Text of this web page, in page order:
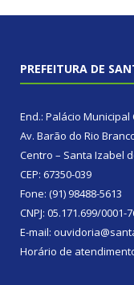
PREFEITURA DE
End.: Palácio
Av. Barão do Rio
Centro – Santa Izabel
CEP: 67350-039
Fone: (91) 98488-5613
CNPJ: 05.171.699/0001-
E-mail:
Horário de